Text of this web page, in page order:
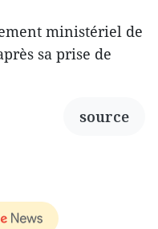
ministériel de
sa prise de
source